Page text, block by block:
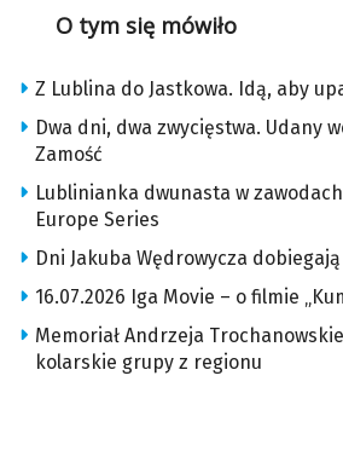
O tym się mówiło
Z Lublina do Jastkowa. Idą, aby
Dwa dni, dwa zwycięstwa. Udany
Zamość
Lublinianka dwunasta w
Europe Series
Dni Jakuba Wędrowycza
16.07.2026 Iga Movie – o filmie
Memoriał Andrzeja
kolarskie grupy z regionu